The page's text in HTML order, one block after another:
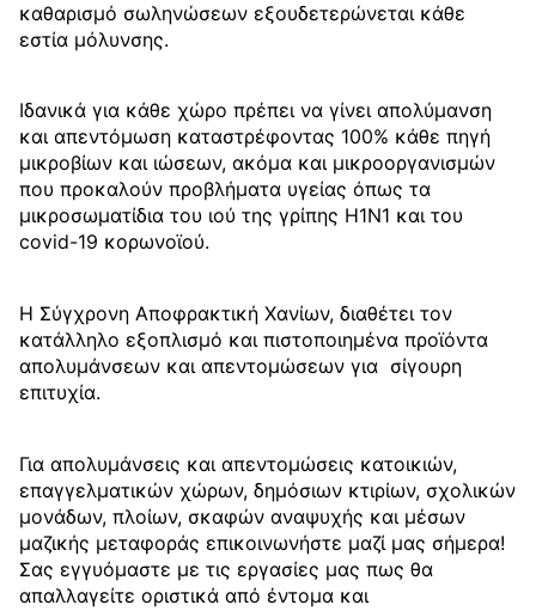
καθαρισμό σωληνώσεων εξουδετερώνεται κάθε
εστία μόλυνσης.
Ιδανικά για κάθε χώρο πρέπει να γίνει απολύμανση
και απεντόμωση καταστρέφοντας 100% κάθε πηγή
μικροβίων και ιώσεων, ακόμα και μικροοργανισμών
που προκαλούν προβλήματα υγείας όπως τα
μικροσωματίδια του ιού της γρίπης Η1Ν1 και του
covid-19 κορωνοϊού.
Η Σύγχρονη Αποφρακτική Χανίων, διαθέτει τον
κατάλληλο εξοπλισμό και πιστοποιημένα προϊόντα
απολυμάνσεων και απεντομώσεων για σίγουρη
επιτυχία.
Για απολυμάνσεις και απεντομώσεις κατοικιών,
επαγγελματικών χώρων, δημόσιων κτιρίων, σχολικών
μονάδων, πλοίων, σκαφών αναψυχής και μέσων
μαζικής μεταφοράς επικοινωνήστε μαζί μας σήμερα!
Σας εγγυόμαστε με τις εργασίες μας πως θα
απαλλαγείτε οριστικά από έντομα και